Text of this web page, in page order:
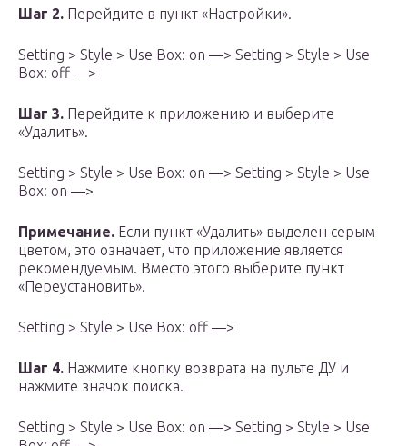
Шаг 2. Перейдите в пункт «Настройки».
Setting > Style > Use Box: on —> Setting > Style > Use
Box: off —>
Шаг 3. Перейдите к приложению и выберите
«Удалить».
Setting > Style > Use Box: on —> Setting > Style > Use
Box: on —>
Примечание. Если пункт «Удалить» выделен серым
цветом, это означает, что приложение является
рекомендуемым. Вместо этого выберите пункт
«Переустановить».
Setting > Style > Use Box: off —>
Шаг 4. Нажмите кнопку возврата на пульте ДУ и
нажмите значок поиска.
Setting > Style > Use Box: on —> Setting > Style > Use